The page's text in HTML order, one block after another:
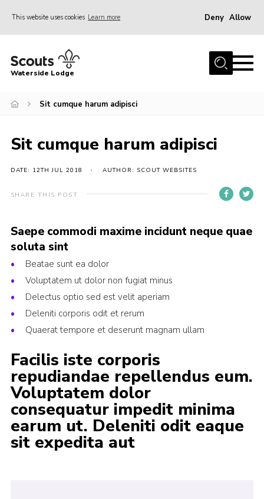
This website uses cookies Learn more Deny Allow
Home
Events
Gallery
Accommodation
Facilities
Caravan Site
Contact
News and Updates
Instructor Information
Risk Assessments
24 Hour Yacht Race
Scout Leader Training
Cookies
District Site
National Site
Waterside Lodge
Sit cumque harum adipisci
Sit cumque harum adipisci
DATE: 12TH JUL 2018 AUTHOR: SCOUT WEBSITES
SHARE THIS POST
Saepe commodi maxime incidunt neque quae
soluta sint
Beatae sunt ea dolor
Voluptatem ut dolor non fugiat minus
Delectus optio sed est velit aperiam
Deleniti corporis odit et rerum
Quaerat tempore et deserunt magnam ullam
Facilis iste corporis
repudiandae repellendus eum.
Voluptatem dolor
consequatur impedit minima
earum ut. Deleniti odit eaque
sit expedita aut